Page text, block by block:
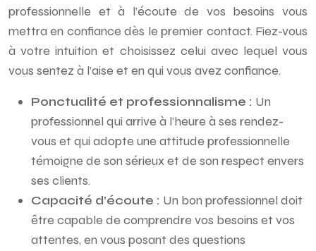
professionnelle et à l’écoute de vos besoins vous
mettra en confiance dès le premier contact. Fiez-vous
à votre intuition et choisissez celui avec lequel vous
vous sentez à l’aise et en qui vous avez confiance.
Ponctualité et professionnalisme : Un
professionnel qui arrive à l’heure à ses rendez-
vous et qui adopte une attitude professionnelle
témoigne de son sérieux et de son respect envers
ses clients.
Capacité d’écoute : Un bon professionnel doit
être capable de comprendre vos besoins et vos
attentes, en vous posant des questions